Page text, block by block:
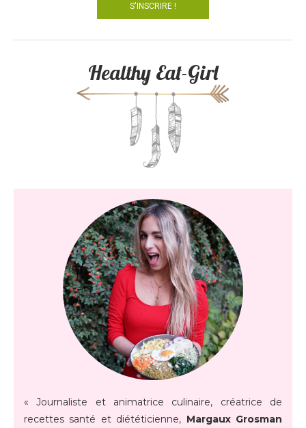
Healthy Eat-Girl
« Journaliste et animatrice culinaire, créatrice de
recettes santé et diététicienne, Margaux Grosman